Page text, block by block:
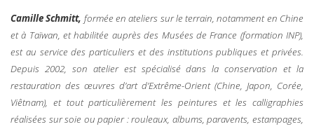
Camille Schmitt, formée en ateliers sur le terrain, notamment en Chine
et à Taïwan, et habilitée auprès des Musées de France (formation INP),
est au service des particuliers et des institutions publiques et privées.
Depuis 2002, son atelier est spécialisé dans la conservation et la
restauration des œuvres d’art d’Extrême-Orient (Chine, Japon, Corée,
Viêtnam), et tout particulièrement les peintures et les calligraphies
réalisées sur soie ou papier : rouleaux, albums, paravents, estampages,